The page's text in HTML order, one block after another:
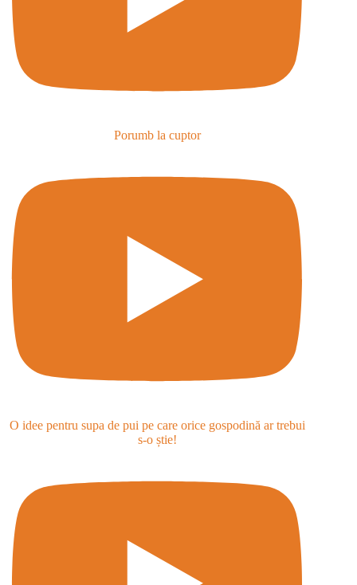
Porumb la cuptor
O idee pentru supa de pui pe care orice gospodină ar trebui
s-o știe!